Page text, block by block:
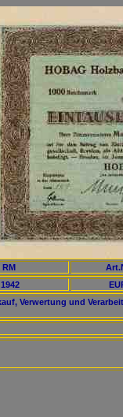
RM
Verwertung und